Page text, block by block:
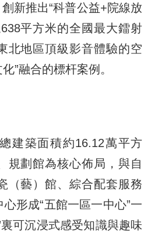
新推出“科普公益+院線放
平方米的全國最大鐳射
北地區頂級影音體驗的空
”融合的標杆案例。
築面積約16.12萬平方
規劃館為核心佈局，與自
（藝）館、綜合配套服務
形成“五館一區一中心”一
可沉浸式感受知識與趣味